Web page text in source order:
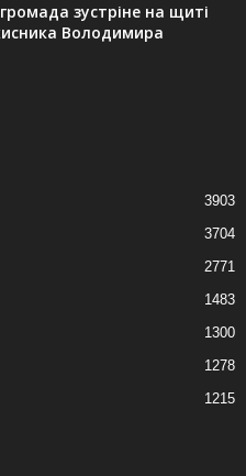
зустріне на щиті
Володимира
3903
3704
2771
1483
1300
1278
1215